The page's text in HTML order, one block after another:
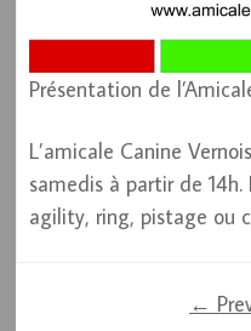
Présentation de
L’amicale Canine
samedis à partir de
agility, ring, pistage ou
←